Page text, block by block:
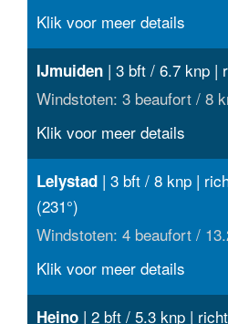
Klik voor meer details
IJmuiden | 3 bft / 6.7 knp |
Windstoten: 3 beaufort / 8
Klik voor meer details
Lelystad | 3 bft / 8 knp |
(231°)
Windstoten: 4 beaufort /
Klik voor meer details
Heino | 2 bft / 5.3 knp |